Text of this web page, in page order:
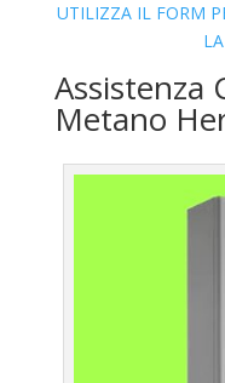
UTILIZZA IL FORM
Assistenza
Metano